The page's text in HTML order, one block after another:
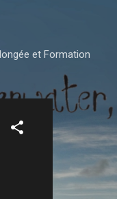
et Formation